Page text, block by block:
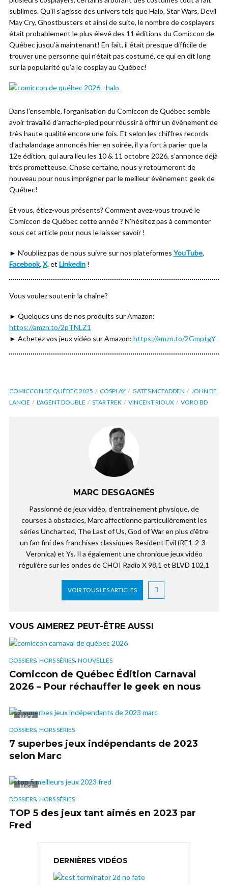
sublimes. Qu’il s’agisse des univers tels que Halo, Star Wars, Devil
May Cry, Ghostbusters et ainsi de suite, le nombre de cosplayers
était probablement le plus élevé des 11 éditions du Comiccon de
Québec jusqu’à maintenant! En fait, il était presque difficile de
trouver une personne qui n’était pas costumé, ce qui en dit long
sur la popularité qu’a le cosplay au Québec!
Dans l’ensemble, l’organisation du Comiccon de Québec semble
avoir travaillé d’arrache-pied pour réussir à offrir un évènement de
très haute qualité encore une fois. Et selon les chiffres records
d’achalandage annoncés hier en soirée, il y a fort à parier que la
12e édition, qui aura lieu les 10 & 11 octobre 2026, s’annonce déjà
très prometteuse. Chose certaine, nous y retourneront de
nouveau pour nous imprégner par le meilleur évènement geek de
Québec!
Et vous, étiez-vous présents? Comment avez-vous trouvé le
Comiccon de Québec cette année ? N’hésitez pas à commenter
sous cet article pour nous le laisser savoir !
► N’oubliez pas de nous suivre sur nos plateformes YouTube,
Facebook, X,et Linkedin !
Vous voulez soutenir la chaîne?
► Quelques uns de nos produits sur Amazon:
https://amzn.to/2pTNLZ1
► Achetez vos jeux vidéo sur Amazon: https://amzn.to/2GmptgY
COMICCON DE QUÉBEC 2025 COSPLAY GATES MCFADDEN
JOHN DE
LANCIE
L'AGENT DOUBLE STAR TREK VINCENT RIOUX VORO BD
MARC DESGAGNÉS
Passionné de jeux vidéo, d’entrainement physique, de
courses à obstacles, Marc affectionne particulièrement les
séries Uncharted, The Last of Us, God of War en plus d’être
un fan fini des franchises classiques Resident Evil (RE1-2-3-
Veronica) et Ys. Il a également une chronique jeux vidéo
régulière sur les ondes de CHOI Radio X 98,1 et BLVD 102,1
VOIR TOUS LES ARTICLES
VOUS AIMEREZ PEUT-ÊTRE AUSSI
DOSSIERS, HORS SÉRIES, NOUVELLES
Comiccon de Québec Édition Carnaval
2026 – Pour réchauffer le geek en nous
IMAGE
DOSSIERS, HORS SÉRIES
7 superbes jeux indépendants de 2023
selon Marc
IMAGE
DOSSIERS, HORS SÉRIES
TOP 5 des jeux tant aimés en 2023 par
Fred
DERNIÈRES VIDÉOS